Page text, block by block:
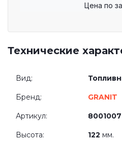
Цена по
Технические
Вид:
Бренд: GRANIT
Артикул: 8001007
Высота: 122 мм.